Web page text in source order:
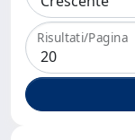
Risultati/Pagina